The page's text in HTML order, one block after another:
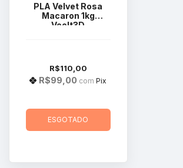
PLA Velvet Rosa
Macaron 1kg
Voolt3D
R$110,00
R$99,00 com Pix
ESGOTADO